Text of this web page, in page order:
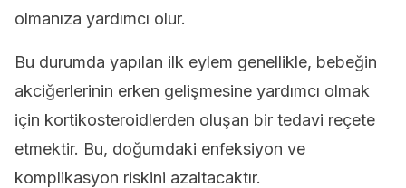
olmanıza yardımcı olur.
Bu durumda yapılan ilk eylem genellikle, bebeğin
akciğerlerinin erken gelişmesine yardımcı olmak
için kortikosteroidlerden oluşan bir tedavi reçete
etmektir. Bu, doğumdaki enfeksiyon ve
komplikasyon riskini azaltacaktır.